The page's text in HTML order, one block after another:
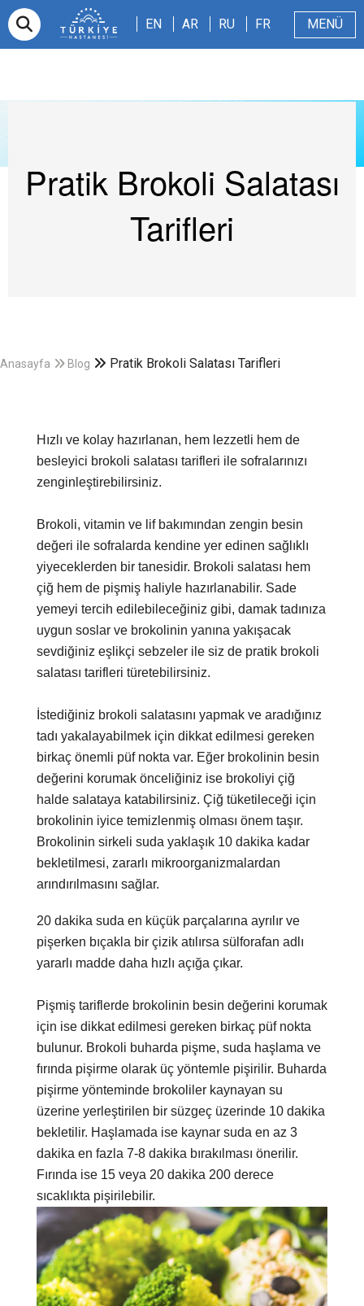
EN AR RU FR
Pratik Brokoli Salatası
Tarifleri
Anasayfa Blog Pratik Brokoli Salatası Tarifleri
Hızlı ve kolay hazırlanan, hem lezzetli hem de
besleyici brokoli salatası tarifleri ile sofralarınızı
zenginleştirebilirsiniz.
Brokoli, vitamin ve lif bakımından zengin besin
değeri ile sofralarda kendine yer edinen sağlıklı
yiyeceklerden bir tanesidir. Brokoli salatası hem
çiğ hem de pişmiş haliyle hazırlanabilir. Sade
yemeyi tercih edilebileceğiniz gibi, damak tadınıza
uygun soslar ve brokolinin yanına yakışacak
sevdiğiniz eşlikçi sebzeler ile siz de pratik brokoli
salatası tarifleri türetebilirsiniz.
İstediğiniz brokoli salatasını yapmak ve aradığınız
tadı yakalayabilmek için dikkat edilmesi gereken
birkaç önemli püf nokta var. Eğer brokolinin besin
değerini korumak önceliğiniz ise brokoliyi çiğ
halde salataya katabilirsiniz. Çiğ tüketileceği için
brokolinin iyice temizlenmiş olması önem taşır.
Brokolinin sirkeli suda yaklaşık 10 dakika kadar
bekletilmesi, zararlı mikroorganizmalardan
arındırılmasını sağlar.
20 dakika suda en küçük parçalarına ayrılır ve
pişerken bıçakla bir çizik atılırsa sülforafan adlı
yararlı madde daha hızlı açığa çıkar.
Pişmiş tariflerde brokolinin besin değerini korumak
için ise dikkat edilmesi gereken birkaç püf nokta
bulunur. Brokoli buharda pişme, suda haşlama ve
fırında pişirme olarak üç yöntemle pişirilir. Buharda
pişirme yönteminde brokoliler kaynayan su
üzerine yerleştirilen bir süzgeç üzerinde 10 dakika
bekletilir. Haşlamada ise kaynar suda en az 3
dakika en fazla 7-8 dakika bırakılması önerilir.
Fırında ise 15 veya 20 dakika 200 derece
sıcaklıkta pişirilebilir.
EN AR RU FR MENÜ